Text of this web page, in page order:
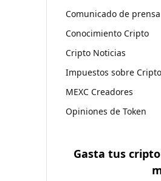
Comunicado de prensa
Conocimiento Cripto
Cripto Noticias
Impuestos sobre Cripto
MEXC Creadores
Opiniones de Token
Gasta tus